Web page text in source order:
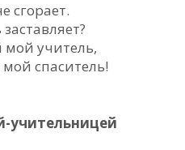
сгорает.
мой учитель,
спаситель!
учительницей